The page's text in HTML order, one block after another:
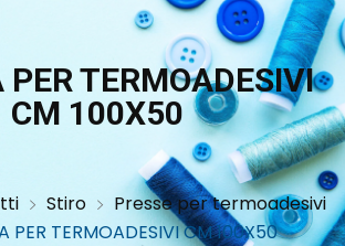
CM 100X50
Stiro
Presse per termoadesivi
PER TERMOADESIVI CM 100X50